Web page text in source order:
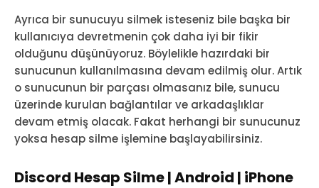
Ayrıca bir sunucuyu silmek isteseniz bile başka bir
kullanıcıya devretmenin çok daha iyi bir fikir
olduğunu düşünüyoruz. Böylelikle hazırdaki bir
sunucunun kullanılmasına devam edilmiş olur. Artık
o sunucunun bir parçası olmasanız bile, sunucu
üzerinde kurulan bağlantılar ve arkadaşlıklar
devam etmiş olacak. Fakat herhangi bir sunucunuz
yoksa hesap silme işlemine başlayabilirsiniz.
Discord Hesap Silme | Android | iPhone